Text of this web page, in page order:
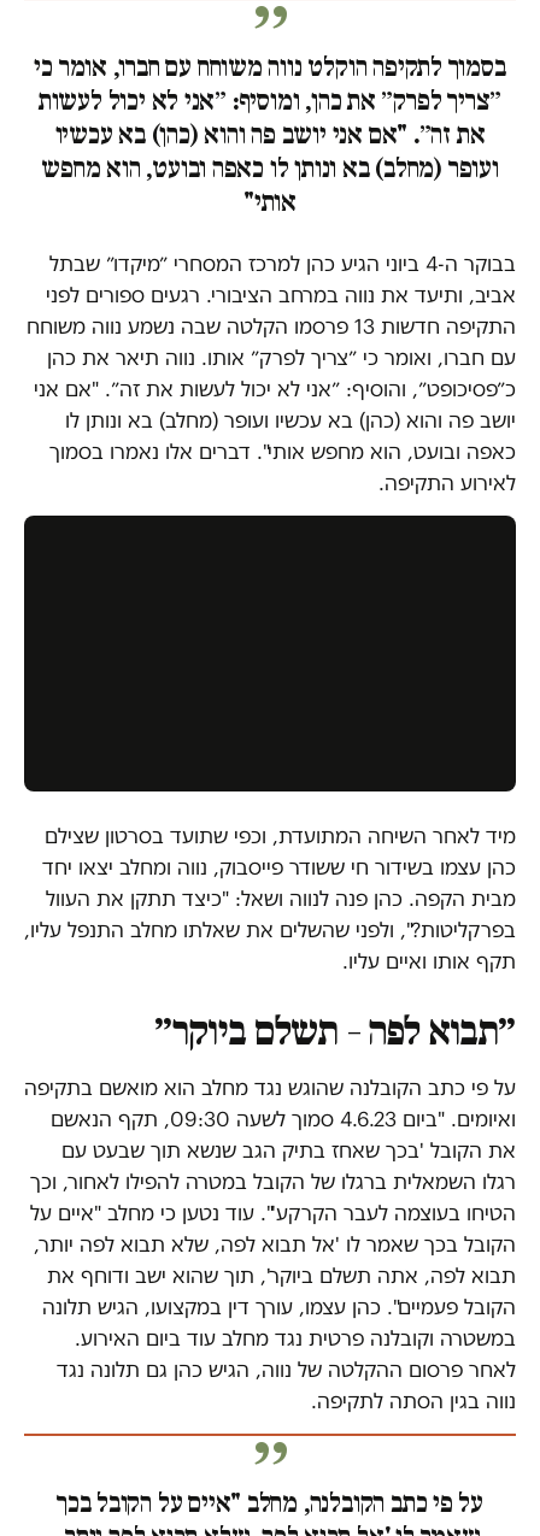
בסמוך לתקיפה הוקלט נווה משוחח עם חברו, אומר כי
״צריך לפרק״ את כהן, ומוסיף: ״אני לא יכול לעשות
את זה״. "אם אני יושב פה והוא (כהן) בא עכשיו
ועופר (מחלב) בא ונותן לו כאפה ובועט, הוא מחפש
אותי"
בבוקר ה-4 ביוני הגיע כהן למרכז המסחרי ״מיקדו״ שבתל
אביב, ותיעד את נווה במרחב הציבורי. רגעים ספורים לפני
התקיפה חדשות 13 פרסמו הקלטה שבה נשמע נווה משוחח
עם חברו, ואומר כי ״צריך לפרק״ אותו. נווה תיאר את כהן
כ״פסיכופט״, והוסיף: ״אני לא יכול לעשות את זה״. "אם אני
יושב פה והוא (כהן) בא עכשיו ועופר (מחלב) בא ונותן לו
כאפה ובועט, הוא מחפש אותי". דברים אלו נאמרו בסמוך
לאירוע התקיפה.
מיד לאחר השיחה המתועדת, וכפי שתועד בסרטון שצילם
כהן עצמו בשידור חי ששודר פייסבוק, נווה ומחלב יצאו יחד
מבית הקפה. כהן פנה לנווה ושאל: "כיצד תתקן את העוול
בפרקליטות?", ולפני שהשלים את שאלתו מחלב התנפל עליו,
תקף אותו ואיים עליו.
״תבוא לפה – תשלם ביוקר״
על פי כתב הקובלנה שהוגש נגד מחלב הוא מואשם בתקיפה
ואיומים. "ביום 4.6.23 סמוך לשעה 09:30, תקף הנאשם
את הקובל 'בכך שאחז בתיק הגב שנשא תוך שבעט עם
רגלו השמאלית ברגלו של הקובל במטרה להפילו לאחור, וכך
הטיחו בעוצמה לעבר הקרקע'". עוד נטען כי מחלב "איים על
הקובל בכך שאמר לו 'אל תבוא לפה, שלא תבוא לפה יותר,
תבוא לפה, אתה תשלם ביוקר', תוך שהוא ישב ודוחף את
הקובל פעמיים". כהן עצמו, עורך דין במקצועו, הגיש תלונה
במשטרה וקובלנה פרטית נגד מחלב עוד ביום האירוע.
לאחר פרסום ההקלטה של נווה, הגיש כהן גם תלונה נגד
נווה בגין הסתה לתקיפה.
על פי כתב הקובלנה, מחלב "איים על הקובל בכך